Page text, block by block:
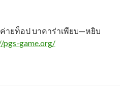
ายท็อป บาคาร่าเพียบ—หยิบ
pgs-game.org/